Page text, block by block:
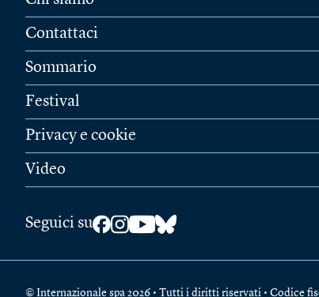
Contattaci
Sommario
Festival
Privacy e cookie
Video
Seguici su
© Internazionale spa 2026 • Tutti i diritti riservati • Codice